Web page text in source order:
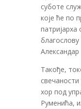
суботе
које ће по
патријарха
Такође,
хор под
Руменића,